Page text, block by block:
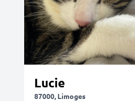
Lucie
87000, Limoges